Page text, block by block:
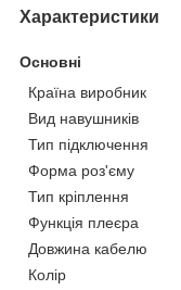
Характеристики
Основні
Країна виробник
Вид навушників
Тип підключення
Форма роз'єму
Тип кріплення
Функція плеєра
Довжина кабелю
Колір